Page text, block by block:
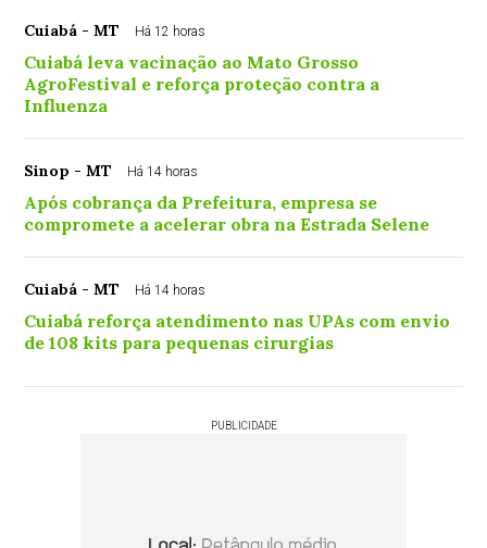
Cuiabá - MT Há 12 horas
Cuiabá leva vacinação ao Mato Grosso
AgroFestival e reforça proteção contra a
Influenza
Sinop - MT Há 14 horas
Após cobrança da Prefeitura, empresa se
compromete a acelerar obra na Estrada Selene
Cuiabá - MT Há 14 horas
Cuiabá reforça atendimento nas UPAs com envio
de 108 kits para pequenas cirurgias
PUBLICIDADE